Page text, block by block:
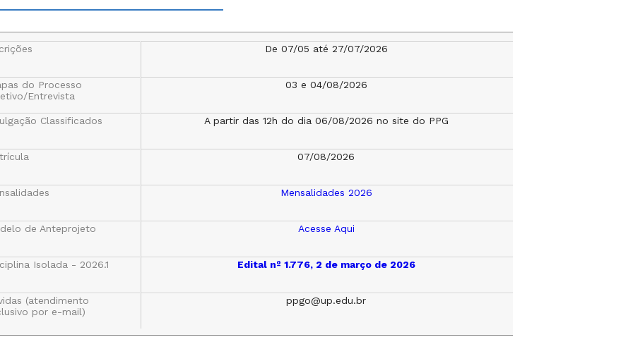
De 07/05 até 27/07/2026
do Processo
Entrevista
03 e 04/08/2026
Classificados A partir das 12h do dia 06/08/2026 no site do PPG
07/08/2026
Mensalidades 2026
de Anteprojeto Acesse Aqui
Isolada - 2026.1 Edital nº 1.776, 2 de março de 2026
(atendimento
por e-mail)
ppgo@up.edu.br